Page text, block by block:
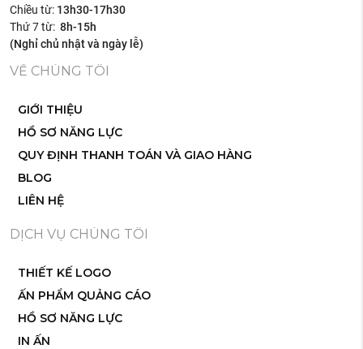
Chiều từ: 13h30-17h30
Thứ 7 từ:8h-15h
(Nghỉ chủ nhật và ngày lễ)
VỀ CHÚNG TÔI
GIỚI THIỆU
HỒ SƠ NĂNG LỰC
QUY ĐỊNH THANH TOÁN VÀ GIAO HÀNG
BLOG
LIÊN HỆ
DỊCH VỤ CHÚNG TÔI
THIẾT KẾ LOGO
ẤN PHẨM QUẢNG CÁO
HỒ SƠ NĂNG LỰC
IN ẤN